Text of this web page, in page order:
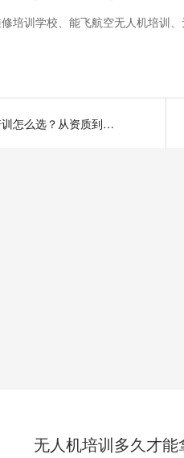
培训学校、能飞航空无人机培训
深圳无人机维修培训怎么选？从资质到实操，避开这几个坑！